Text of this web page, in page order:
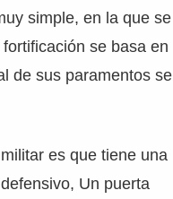
simple, en la que se
se basa en
de sus paramentos se
es que tiene una
Un puerta